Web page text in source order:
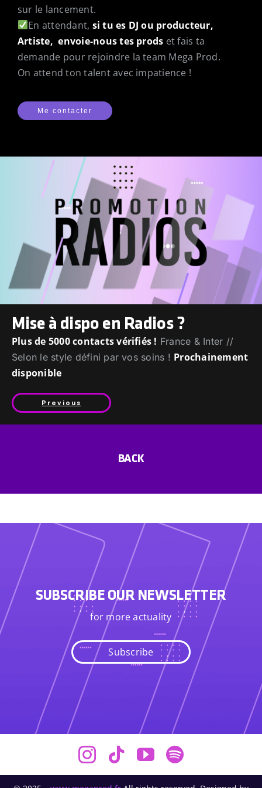
sur le lancement.
En attendant, si tu es DJ ou producteur,
Artiste, envoie-nous tes prods et fais ta
demande pour rejoindre la team Mega Prod.
On attend ton talent avec impatience !
Me contacter
Mise à dispo en Radios ?
Plus de 5000 contacts vérifiés ! France & Inter //
Selon le style défini par vos soins ! Prochainement
disponible
Previous
BACK
SUBSCRIBE OUR NEWSLETTER
for more actuality
Subscribe